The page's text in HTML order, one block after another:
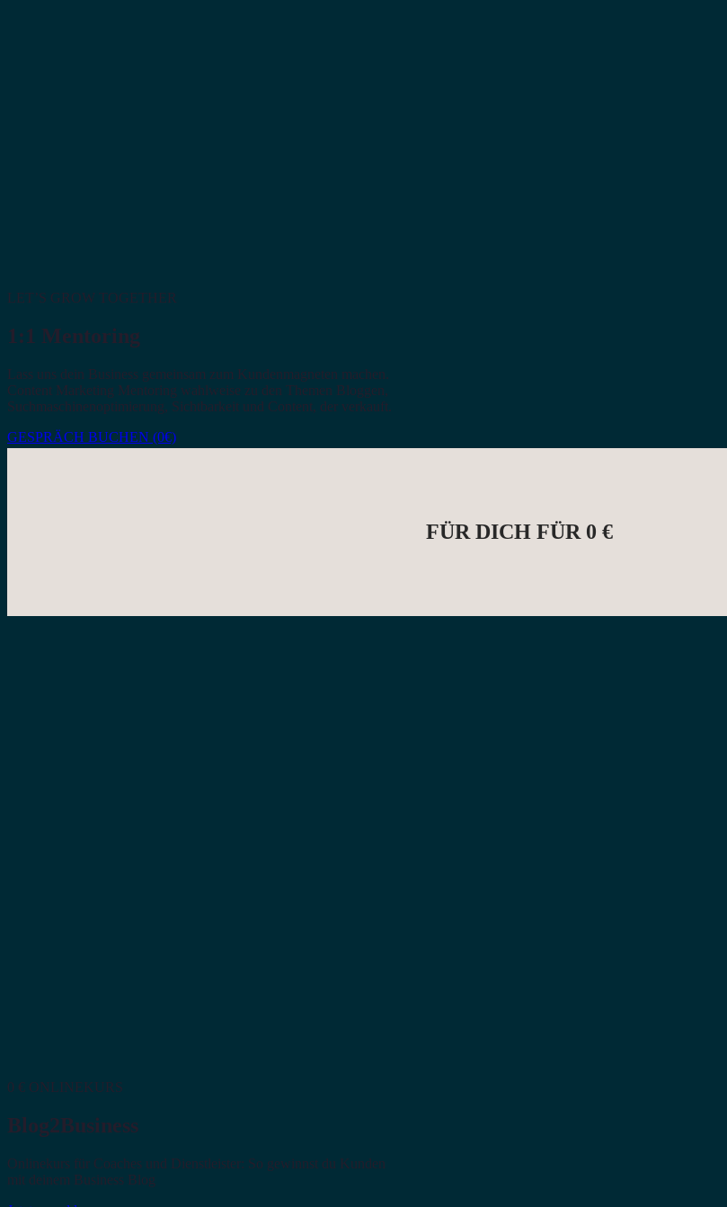
LET’S GROW TOGETHER
1:1 Mentoring
Lass uns dein Business gemeinsam zum Kundenmagneten machen.
Content Marketing Mentoring wahlweise zu den Themen Bloggen,
Suchmaschinenoptimierung, Sichtbarkeit und Content, der verkauft.
GESPRÄCH BUCHEN (0€)
FÜR DICH FÜR 0 €
0 € ONLINEKURS
Blog2Business
Onlinekurs für Coaches und Dienstleister: So gewinnst du Kunden
mit deinem Business Blog